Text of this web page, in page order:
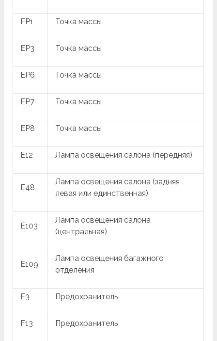
EP1 Точка массы
EP3 Точка массы
EP6 Точка массы
EP7 Точка массы
EP8 Точка массы
E12 Лампа освещения салона (передняя)
E48
Лампа освещения салона (задняя
левая или единственная)
E103
Лампа освещения салона
(центральная)
E109
Лампа освещения багажного
отделения
F3 Предохранитель
F13 Предохранитель